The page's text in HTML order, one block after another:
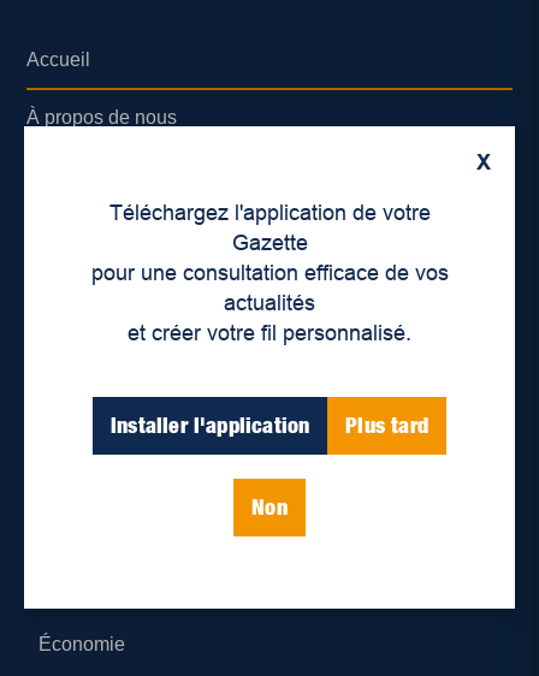
X
Téléchargez l'application de votre
Gazette
pour une consultation efficace de vos
actualités
et créer votre fil personnalisé.
Installer l'application Plus tard
Non
Accueil
À propos de nous
Lieux de distribution
Économie